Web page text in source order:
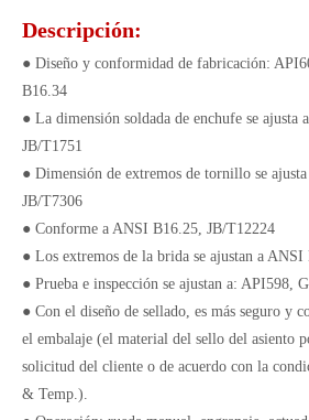
Descripción:
● Diseño y conformidad de fabricación:
B16.34
● La dimensión soldada de enchufe se ajusta
JB/T1751
● Dimensión de extremos de tornillo se
JB/T7306
● Conforme a ANSI B16.25, JB/T12224
● Los extremos de la brida se ajustan a ANSI
● Prueba e inspección se ajustan a: API598,
● Con el diseño de sellado, es más seguro y
el embalaje (el material del sello del asiento
solicitud del cliente o de acuerdo con la
& Temp.).